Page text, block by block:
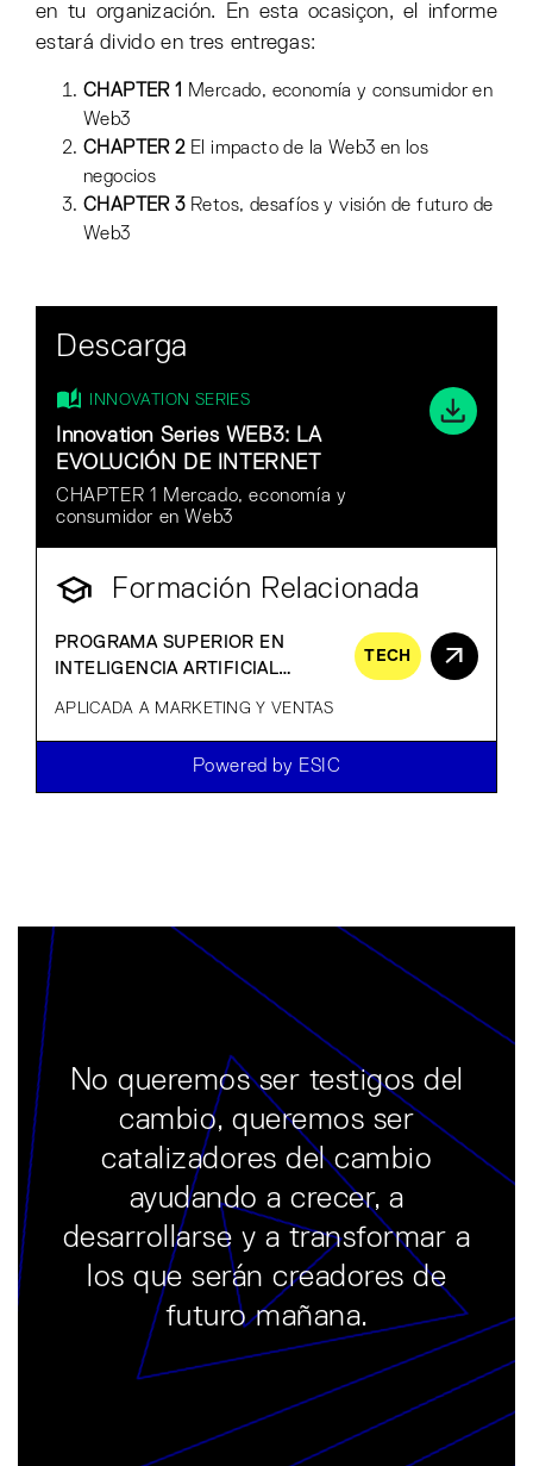
en tu organización. En esta ocasiçon, el informe
estará divido en tres entregas:
CHAPTER 1 Mercado, economía y consumidor en
Web3
CHAPTER 2El impacto de la Web3 en los
negocios
CHAPTER 3Retos, desafíos y visión de futuro de
Web3
Descarga
INNOVATION SERIES
Innovation Series WEB3: LA
EVOLUCIÓN DE INTERNET
CHAPTER 1 Mercado, economía y
consumidor en Web3
Formación Relacionada
PROGRAMA SUPERIOR EN
INTELIGENCIA ARTIFICIAL
TECH
APLICADA A MARKETING Y VENTAS
Powered by ESIC
No queremos ser testigos del
cambio, queremos ser
catalizadores del cambio
ayudando a crecer, a
desarrollarse y a transformar a
los que serán creadores de
futuro mañana.